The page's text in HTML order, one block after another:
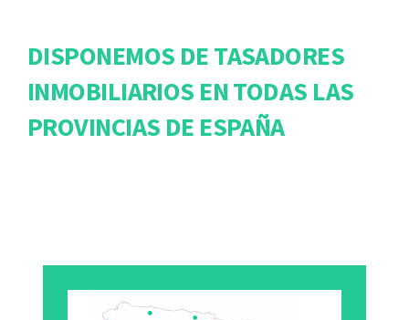
DISPONEMOS DE TASADORES
INMOBILIARIOS EN TODAS LAS
PROVINCIAS DE ESPAÑA